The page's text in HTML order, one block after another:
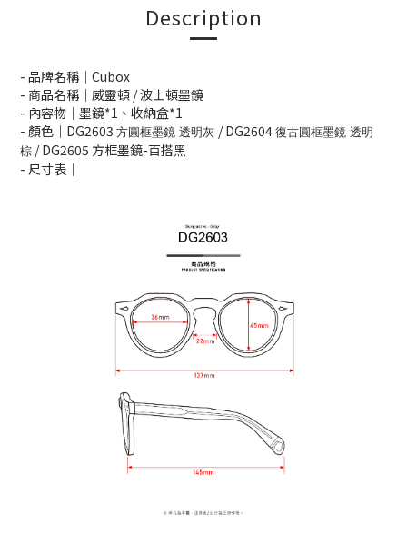
Description
- 品牌名稱｜Cubox
- 商品名稱｜威靈頓 / 波士頓墨鏡
- 內容物｜墨鏡*1、收納盒*1
- 顏色｜DG2603 方圓框墨鏡-透明灰 /DG2604 復古圓框墨鏡-透明
棕 /DG2605 方框墨鏡-百搭黑
- 尺寸表｜